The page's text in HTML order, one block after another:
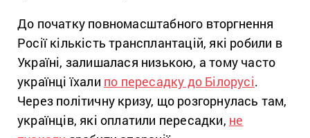
До початку повномасштабного вторгнення
Росії кількість трансплантацій, які робили в
Україні, залишалася низькою, а тому часто
українці їхали по пересадку до Білорусі.
Через політичну кризу, що розгорнулась там,
українців, які оплатили пересадки, не